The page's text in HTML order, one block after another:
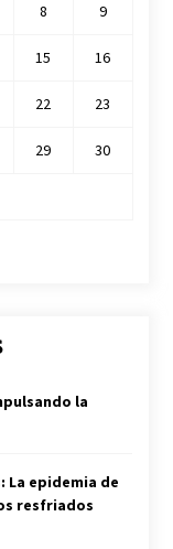
8 9
15 16
22 23
29 30
la
La epidemia de
resfriados